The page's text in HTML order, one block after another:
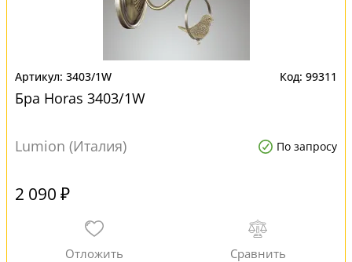
3403/1W 99311
Бра Horas 3403/1W
Lumion (Италия) По запросу
2 090 ₽